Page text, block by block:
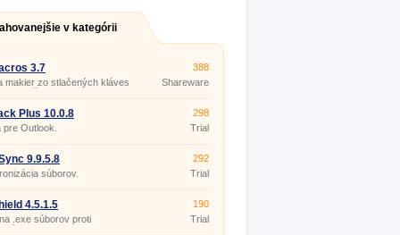
v kategórii
3.7
makier zo stlačených kláves
myši.
388
Shareware
Plus 10.0.8
pre Outlook.
298
Trial
9.9.5.8
súborov.
292
Trial
4.5.1.5
.exe súborov proti
190
Trial